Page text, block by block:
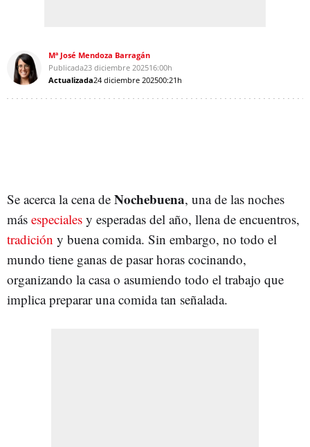
Mª José Mendoza Barragán
Publicada23 diciembre 202516:00h
Actualizada24 diciembre 202500:21h
Se acerca la cena de Nochebuena, una de las noches
más especiales y esperadas del año, llena de encuentros,
tradición y buena comida. Sin embargo, no todo el
mundo tiene ganas de pasar horas cocinando,
organizando la casa o asumiendo todo el trabajo que
implica preparar una comida tan señalada.